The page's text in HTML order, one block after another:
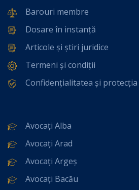
Barouri membre
Dosare în instanță
Articole și știri juridice
Termeni și condiții
Confidențialitatea și
Avocați Alba
Avocați Arad
Avocați Argeș
Avocați Bacău